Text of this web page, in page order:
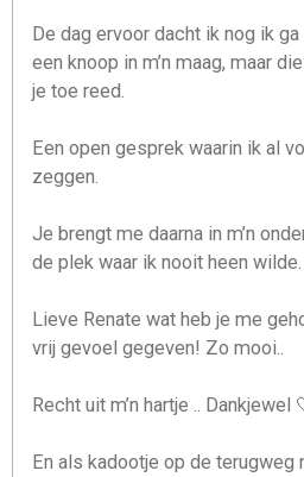
De dag ervoor dacht ik nog ik
een knoop in m’n maag, maar
je toe reed.
Een open gesprek waarin ik al
zeggen.
Je brengt me daarna in m’n
de plek waar ik nooit heen wilde.
Lieve Renate wat heb je me
vrij gevoel gegeven! Zo mooi..
Recht uit m’n hartje .. Dankjewel
En als kadootje op de terugweg